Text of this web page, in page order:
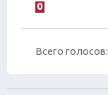
0
Всего голосов: